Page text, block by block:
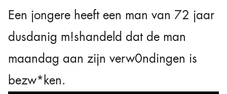
Een jongere heeft een man van 72 jaar
dusdanig m!shandeld dat de man
maandag aan zijn verw0ndingen is
bezw*ken.